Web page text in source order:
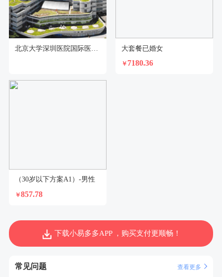
北京大学深圳医院国际医疗部特诊门诊体检中心 大套餐已婚女
￥ 7180.36
（30岁以下方案A1）-男性
￥857.78
下载小易多多APP ，购买支付更顺畅！
常见问题 查看更多